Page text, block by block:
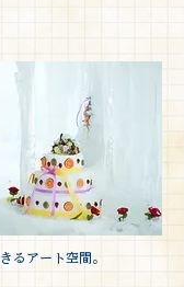
るアート空間。